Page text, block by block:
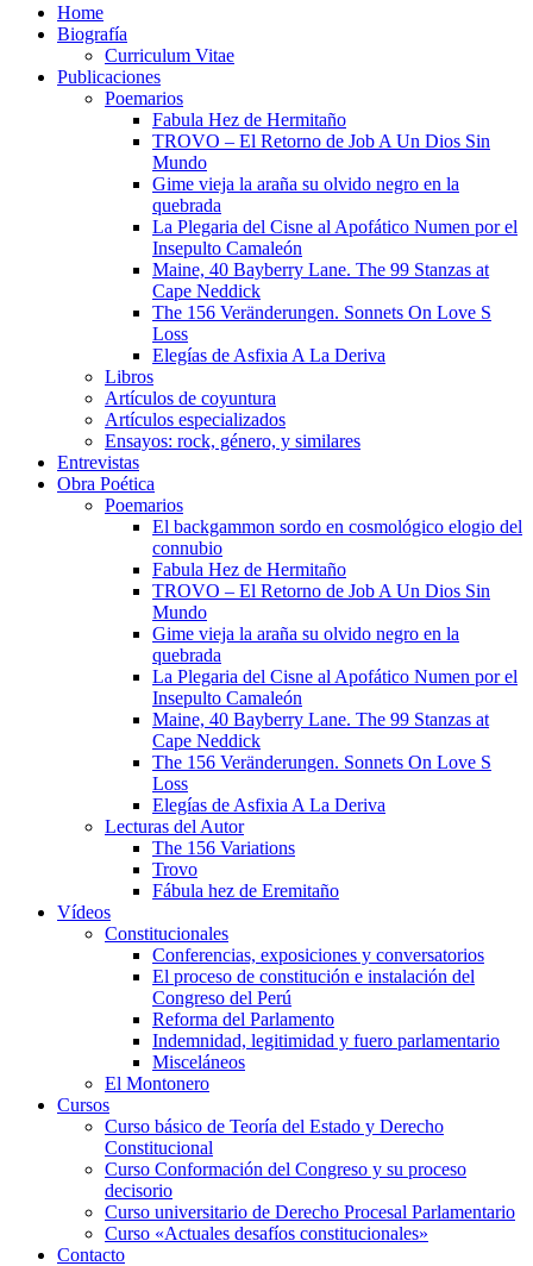
Home
Biografía
Curriculum Vitae​
Publicaciones
Poemarios
Fabula Hez de Hermitaño
TROVO – El Retorno de Job A Un Dios Sin
Mundo
Gime vieja la araña su olvido negro en la
quebrada
La Plegaria del Cisne al Apofático Numen por el
Insepulto Camaleón
Maine, 40 Bayberry Lane. The 99 Stanzas at
Cape Neddick
The 156 Veränderungen. Sonnets On Love S
Loss
Elegías de Asfixia A La Deriva
Libros
Artículos de coyuntura
Artículos especializados
Ensayos: rock, género, y similares
Entrevistas
Obra Poética
Poemarios
El backgammon sordo en cosmológico elogio del
connubio
Fabula Hez de Hermitaño
TROVO – El Retorno de Job A Un Dios Sin
Mundo
Gime vieja la araña su olvido negro en la
quebrada
La Plegaria del Cisne al Apofático Numen por el
Insepulto Camaleón
Maine, 40 Bayberry Lane. The 99 Stanzas at
Cape Neddick
The 156 Veränderungen. Sonnets On Love S
Loss
Elegías de Asfixia A La Deriva
Lecturas del Autor
The 156 Variations
Trovo
Fábula hez de Eremitaño
Vídeos
Constitucionales
Conferencias, exposiciones y conversatorios
El proceso de constitución e instalación del
Congreso del Perú
Reforma del Parlamento
Indemnidad, legitimidad y fuero parlamentario
Misceláneos
El Montonero
Cursos
Curso básico de Teoría del Estado y Derecho
Constitucional
Curso Conformación del Congreso y su proceso
decisorio
Curso universitario de Derecho Procesal Parlamentario
Curso «Actuales desafíos constitucionales»
Contacto